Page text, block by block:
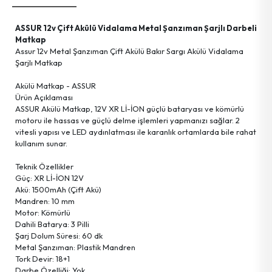
Kişisel Bakım Ürünleri
Ayna Grup
Güvenlik Ürünleri
Haşere İlaç & Makine & Ürünleri
Tartı Ürünleri
Terzi El Aletleri
Temizlik Ürünleri
Ev Gereçleri
Aydınlatma Ürünleri
Parti Ürünleri
Bilgisayar Malzemeleri
Streç Film &ürünleri
Askı Grup
Hobi Ürünleri
Tekstil Ürünleri
Kişisel Eşyalar
Temizlik Gereçleri
Okul & Ofis Malzemeleri
Deniz Ürünleri
ASSUR 12v Çift Akülü Vidalama Metal Şanzıman Şarjlı Darbeli
Matkap
Assur 12v Metal Şanzıman Çift Akülü Bakır Sargı Akülü Vidalama
Şarjlı Matkap
Akülü Matkap - ASSUR
Ürün Açıklaması
ASSUR Akülü Matkap, 12V XR Lİ-İON güçlü bataryası ve kömürlü
motoru ile hassas ve güçlü delme işlemleri yapmanızı sağlar. 2
vitesli yapısı ve LED aydınlatması ile karanlık ortamlarda bile rahat
kullanım sunar.
Teknik Özellikler
Güç: XR Lİ-İON 12V
Akü: 1500mAh (Çift Akü)
Mandren: 10 mm
Motor: Kömürlü
Dahili Batarya: 3 Pilli
Şarj Dolum Süresi: 60 dk
Metal Şanzıman: Plastik Mandren
Tork Devir: 18+1